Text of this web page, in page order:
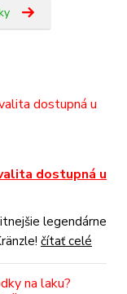
dostupná u
legendárne
čítať celé